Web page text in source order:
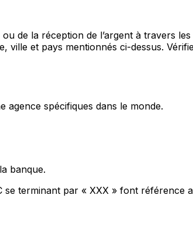
de la réception de l’argent à travers
ville et pays mentionnés ci-dessus.
agence spécifiques dans le monde.
banque.
terminant par « XXX » font référence